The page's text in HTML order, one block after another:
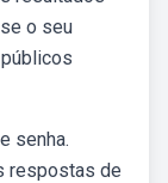
o seu
senha.
respostas de